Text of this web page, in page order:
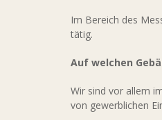
Im Bereich des
tätig.
Auf welchen
Wir sind vor allem
von gewerblichen